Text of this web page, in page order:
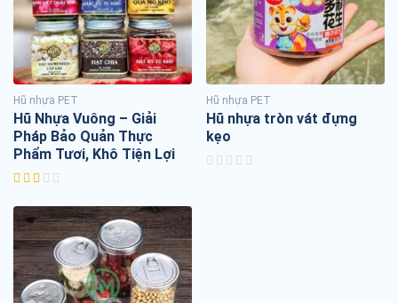
Hũ nhựa PET
Hũ Nhựa Vuông – Giải
Pháp Bảo Quản Thực
Phẩm Tươi, Khô Tiện Lợi
Hũ nhựa PET
Hũ nhựa tròn vát đựng
kẹo